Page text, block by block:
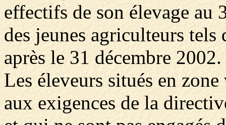
effectifs de son élevage au
des jeunes agriculteurs
après le 31 décembre 2002.
Les éleveurs situés en
aux exigences de la